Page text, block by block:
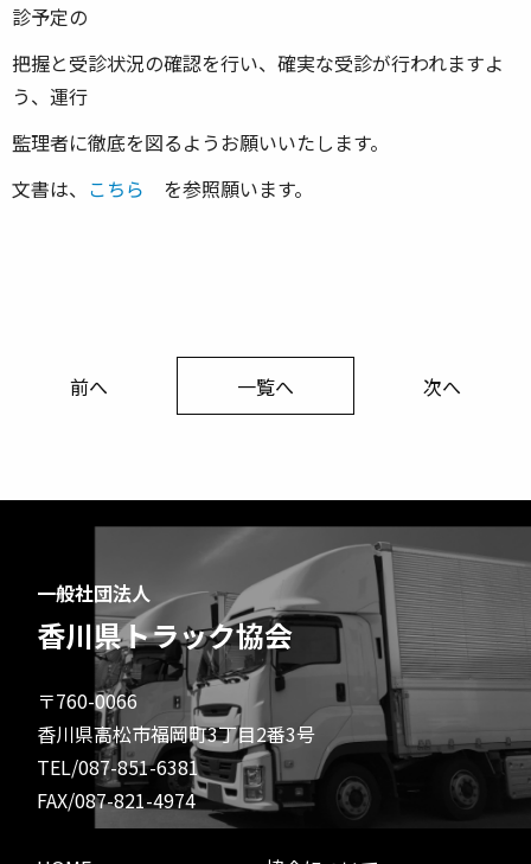
診予定の
把握と受診状況の確認を行い、確実な受診が行われますよ
う、運行
監理者に徹底を図るようお願いいたします。
文書は、 こちら を参照願います。
前へ 一覧へ 次へ
一般社団法人
香川県トラック協会
〒760-0066
香川県高松市福岡町3丁目2番3号
TEL/087-851-6381
FAX/087-821-4974